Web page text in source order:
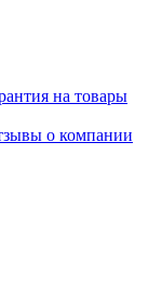
на товары
о компании